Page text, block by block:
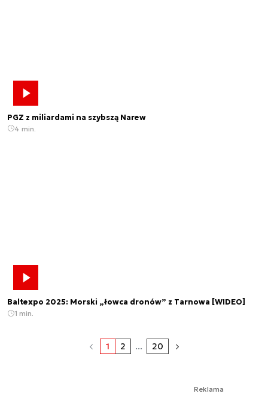
PGZ z miliardami na szybszą Narew
4 min.
Baltexpo 2025: Morski „łowca dronów” z Tarnowa [WIDEO]
1 min.
1 2 ... 20
Reklama